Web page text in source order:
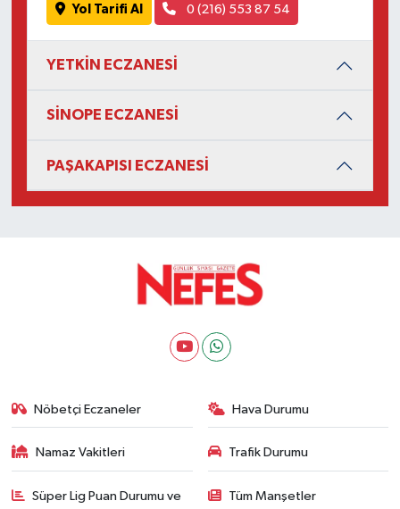
Yol Tarifi Al 0 (216) 553 87 54
YETKİN ECZANESİ
SİNOPE ECZANESİ
PAŞAKAPISI ECZANESİ
Nöbetçi Eczaneler Hava Durumu
Namaz Vakitleri Trafik Durumu
Süper Lig Puan Durumu ve
Tüm Manşetler